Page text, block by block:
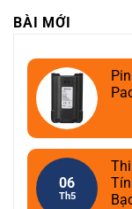
BÀI MỚI
06
Th5